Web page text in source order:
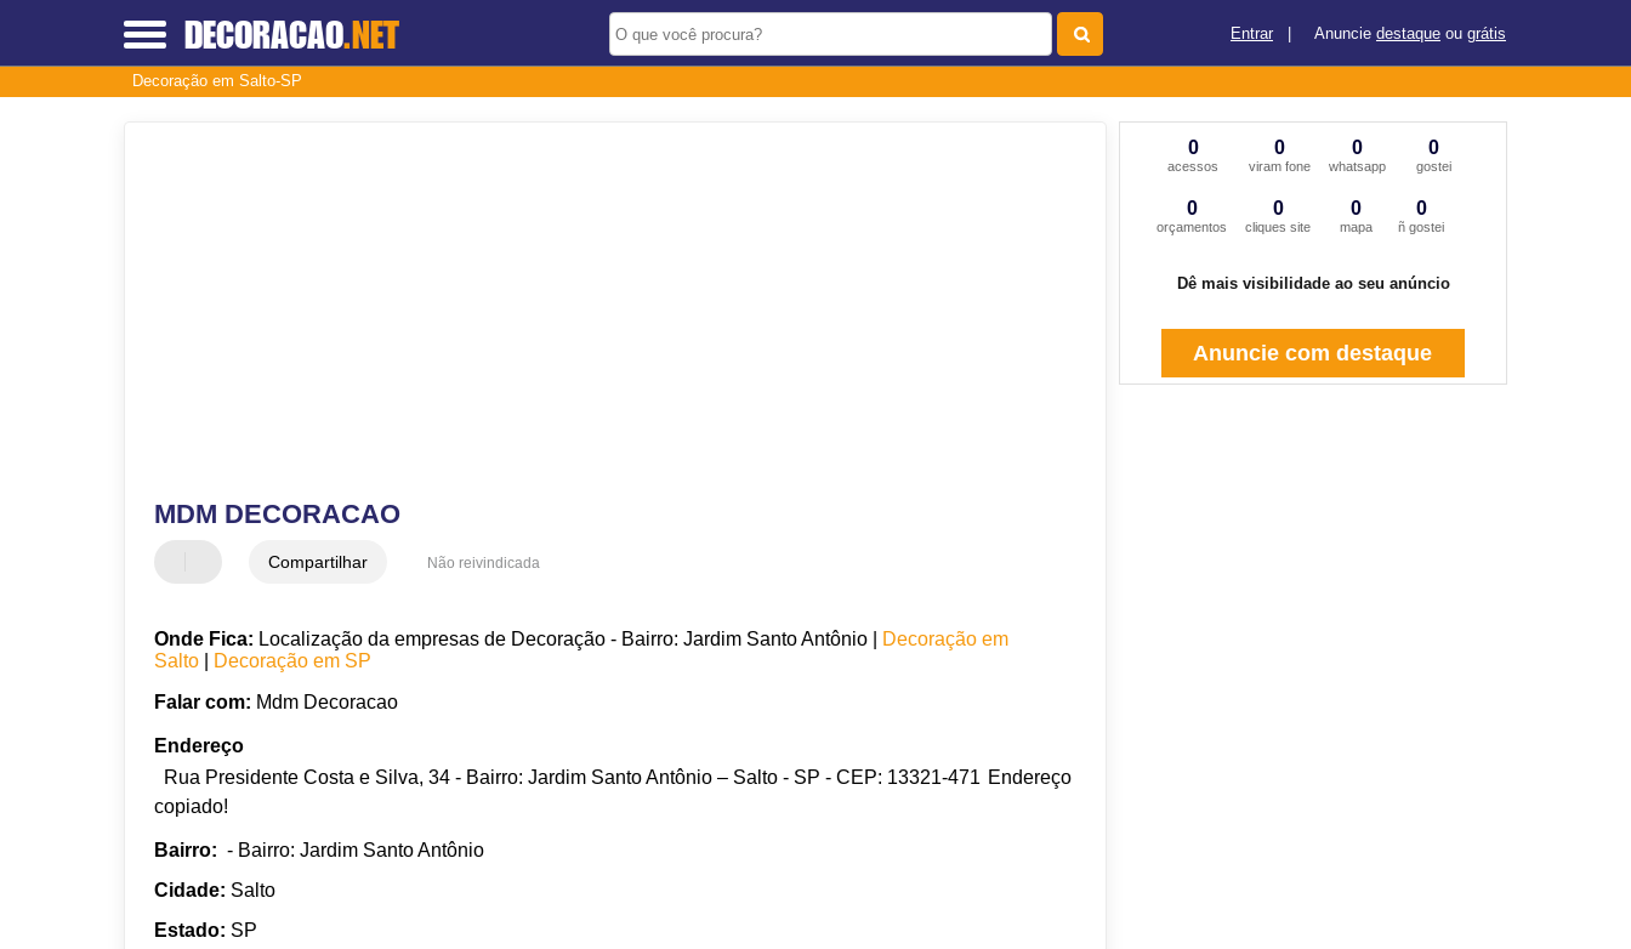
DECORACAO.NET Entrar Anuncie destaque ou grátis
Decoração em Salto-SP
MDM DECORACAO
Compartilhar Não reivindicada
Onde Fica: Localização da empresas de Decoração - Bairro: Jardim Santo Antônio |
Decoração em
Salto
Decoração em SP
Falar com: Mdm Decoracao
Endereço
Rua Presidente Costa e Silva, 34 - Bairro: Jardim Santo Antônio – Salto - SP - CEP: 13321-471 Endereço
copiado!
Bairro: - Bairro: Jardim Santo Antônio
Cidade: Salto
Estado: SP
0
acessos
0
viram fone
0
whatsapp
0
gostei
0
orçamentos
0
cliques site
0
mapa
0
ñ gostei
Dê mais visibilidade ao seu anúncio
Anuncie com destaque